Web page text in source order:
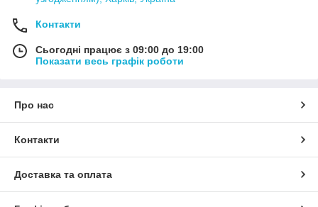
Контакти
Сьогодні працює з 09:00 до 19:00
Показати весь графік роботи
Про нас
Контакти
Доставка та оплата